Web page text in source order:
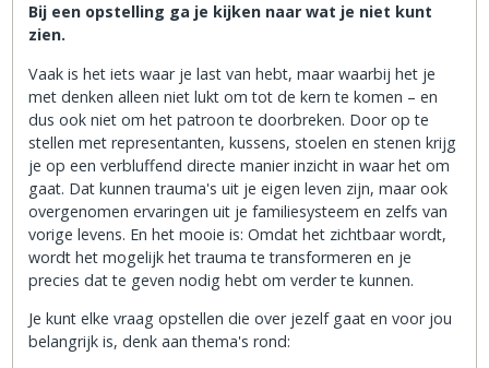
Bij een opstelling ga je kijken naar wat je niet kunt
zien.
Vaak is het iets waar je last van hebt, maar waarbij het je
met denken alleen niet lukt om tot de kern te komen – en
dus ook niet om het patroon te doorbreken. Door op te
stellen met representanten, kussens, stoelen en stenen krijg
je op een verbluffend directe manier inzicht in waar het om
gaat. Dat kunnen trauma's uit je eigen leven zijn, maar ook
overgenomen ervaringen uit je familiesysteem en zelfs van
vorige levens. En het mooie is: Omdat het zichtbaar wordt,
wordt het mogelijk het trauma te transformeren en je
precies dat te geven nodig hebt om verder te kunnen.
Je kunt elke vraag opstellen die over jezelf gaat en voor jou
belangrijk is, denk aan thema's rond: